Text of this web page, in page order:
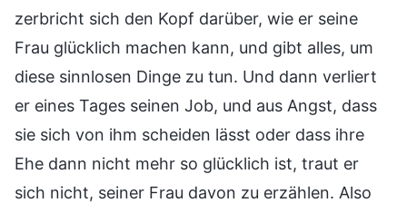
zerbricht sich den Kopf darüber, wie er seine
Frau glücklich machen kann, und gibt alles, um
diese sinnlosen Dinge zu tun. Und dann verliert
er eines Tages seinen Job, und aus Angst, dass
sie sich von ihm scheiden lässt oder dass ihre
Ehe dann nicht mehr so glücklich ist, traut er
sich nicht, seiner Frau davon zu erzählen. Also